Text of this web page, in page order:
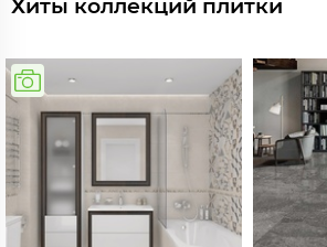
Хиты коллекций плитки